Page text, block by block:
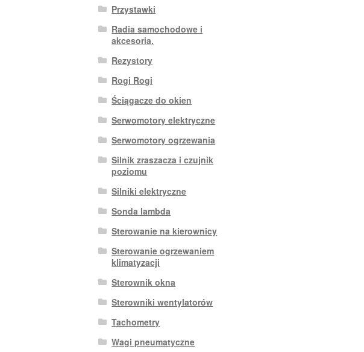
Przystawki
Radia samochodowe i
akcesoria.
Rezystory
Rogi Rogi
Ściągacze do okien
Serwomotory elektryczne
Serwomotory ogrzewania
Silnik zraszacza i czujnik
poziomu
Silniki elektryczne
Sonda lambda
Sterowanie na kierownicy
Sterowanie ogrzewaniem
klimatyzacji
Sterownik okna
Sterowniki wentylatorów
Tachometry
Wagi pneumatyczne